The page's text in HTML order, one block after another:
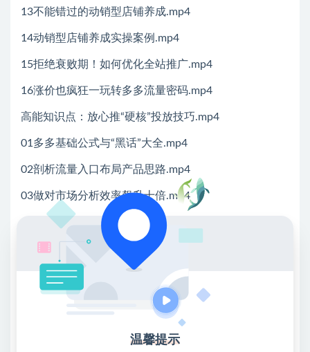
13不能错过的动销型店铺养成.mp4
14动销型店铺养成实操案例.mp4
15拒绝衰败期！如何优化全站推广.mp4
16涨价也疯狂一玩转多多流量密码.mp4
高能知识点：放心推“硬核”投放技巧.mp4
01多多基础公式与“黑话”大全.mp4
02剖析流量入口布局产品思路.mp4
03做对市场分析效率飙升十倍.mp4
04寻找对标竞品单是抄出来的.mp4
05主图做得好爆单少不了.mp4
06标题写的对流量不再退.mp4
07【最全总结】SKU布局超高技巧.mp4
【系统玩法】最新推广上路必修课.mp4
温馨提示